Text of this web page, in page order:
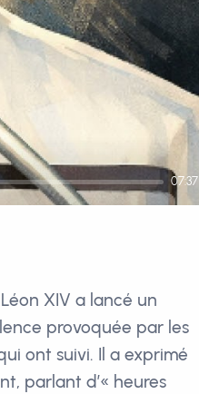
07:37
Léon XIV a lancé un
provoquée par les
ont suivi. Il a exprimé
parlant d’« heures